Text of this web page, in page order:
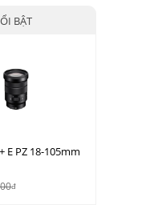
BẬT
E PZ 18-105mm
đ